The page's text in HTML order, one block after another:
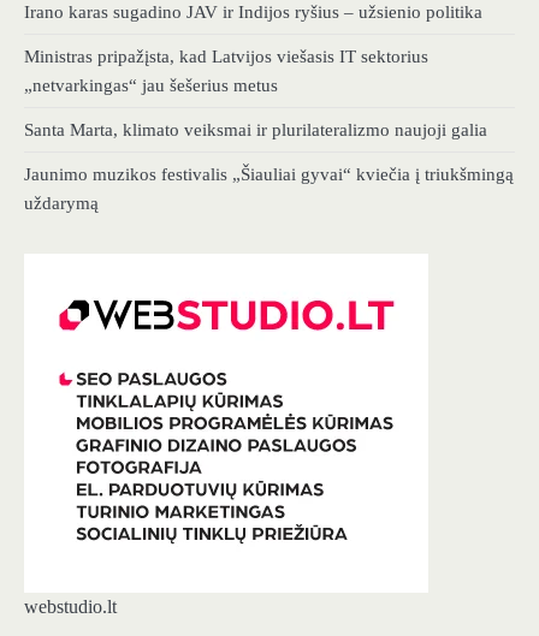
Irano karas sugadino JAV ir Indijos ryšius – užsienio politika
Ministras pripažįsta, kad Latvijos viešasis IT sektorius
„netvarkingas“ jau šešerius metus
Santa Marta, klimato veiksmai ir plurilateralizmo naujoji galia
Jaunimo muzikos festivalis „Šiauliai gyvai“ kviečia į triukšmingą
uždarymą
webstudio.lt